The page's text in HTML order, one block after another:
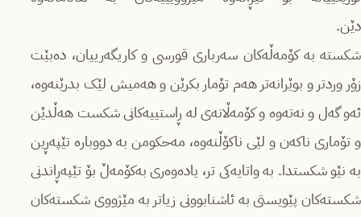
دێن.
شکستە بە کۆمەڵەکان سەرباری قورسی و کاریگەرییان، دەبێت
زۆر وردتر و بوێرانەتر هەم تۆمار بکرێن و هەمیش لێک بدرێنەوە،
ئەو گەل و نەتەوە و کۆمەڵانەی لە ڕاستییەکانی شکست هەڵدێن
و تۆماری ناکەن و لێی ناکۆڵنەوە، مەحکومن بە دووبارە تێپەڕین
بە نێو شکستدا. بە واتایەکی تر، یادەوەری بەکۆمەڵ بۆ تێپەڕاندنی
شکستەکان پێویستی بە ئاشنابوونی زیاتر بە مێژووی شکستەکان